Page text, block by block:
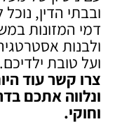
ובבתי הדין,
דמי המזונות
ולבנות
ועל טובת ילדיכם.
צרו קשר עוד
ונלווה אתכם
וחוקי.